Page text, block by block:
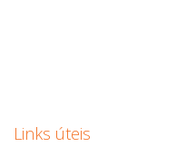
Links úteis